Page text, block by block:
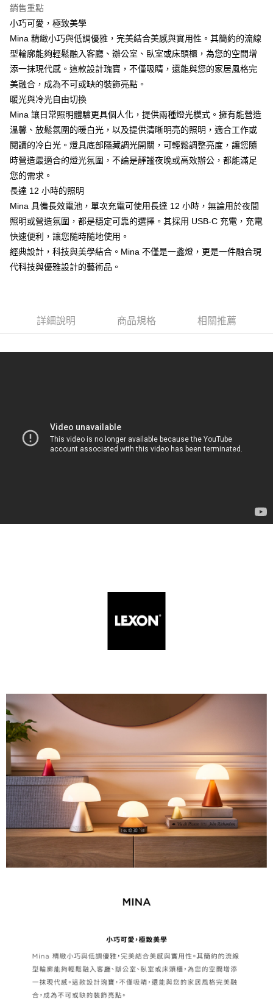
台新國際商業銀行
台灣樂天信用卡公司
元大商業銀行
玉山商業銀行
台灣樂天信用卡公司
付款後全家取貨
每筆NT$80，滿NT$1,000(含以上)免運費
付款後7-11取貨
每筆NT$80，滿NT$1,000(含以上)免運費
每筆NT$120，滿NT$1,000(含以上)免運費
黑貓宅配(離島)
每筆NT$250，滿NT$2,000(含以上)免運費
付款後門市自取
每筆NT$120，滿NT$1,000(含以上)免運費
銷售重點
小巧可愛，極致美學
Mina 精緻小巧與低調優雅，完美結合美感與實用性。其簡約的流線
型輪廓能夠輕鬆融入客廳、辦公室、臥室或床頭櫃，為您的空間增
添一抹現代感。這款設計瑰寶，不僅吸睛，還能與您的家居風格完
美融合，成為不可或缺的裝飾亮點。
暖光與冷光自由切換
Mina 讓日常照明體驗更具個人化，提供兩種燈光模式。擁有能營造
溫馨、放鬆氛圍的暖白光，以及提供清晰明亮的照明，適合工作或
閱讀的冷白光。燈具底部隱藏調光開關，可輕鬆調整亮度，讓您隨
時營造最適合的燈光氛圍，不論是靜謐夜晚或高效辦公，都能滿足
您的需求。
長達 12 小時的照明
Mina 具備長效電池，單次充電可使用長達 12 小時，無論用於夜間
照明或營造氛圍，都是穩定可靠的選擇。其採用 USB-C 充電，充電
快速便利，讓您隨時隨地使用。
經典設計，科技與美學結合。Mina 不僅是一盞燈，更是一件融合現
代科技與優雅設計的藝術品。
詳細說明 商品規格 相關推薦